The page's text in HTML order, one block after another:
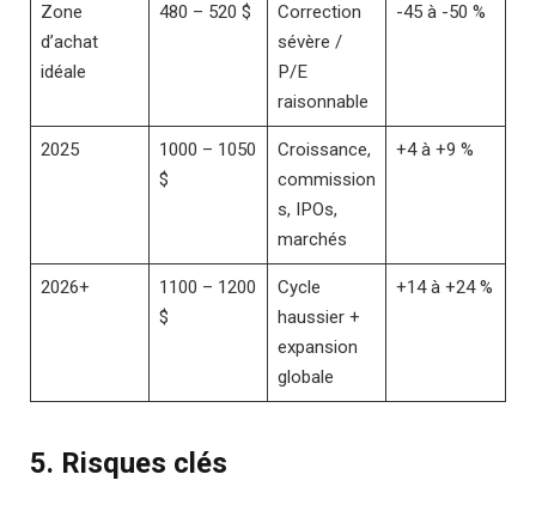
Zone
d’achat
idéale
480 – 520 $
Correction
sévère /
P/E
raisonnable
-45 à -50 %
2025
1000 – 1050
$
Croissance,
commission
s, IPOs,
marchés
+4 à +9 %
2026+
1100 – 1200
$
Cycle
haussier +
expansion
globale
+14 à +24 %
5. Risques clés